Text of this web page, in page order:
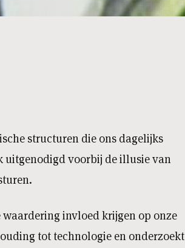
structuren die ons dagelijks
uitgenodigd voorbij de illusie van
invloed krijgen op onze
tot technologie en onderzoekt